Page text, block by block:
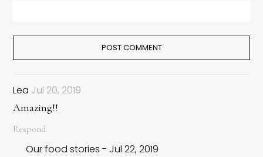
Lea Jul 20, 2019
Amazing!!
Respond
Our food stories - Jul 22, 2019